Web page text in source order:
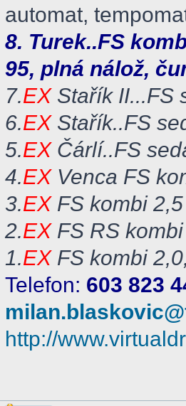
automat,
8. Turek..FS
95, plná nálož,
7.EXStařík II...FS
6.EXStařík..FS
5.EXČárlí..FS
4.EXVenca FS
3.EXFS kombi
2.EXFS RS
1.EXFS kombi
Telefon: 603 823
http://